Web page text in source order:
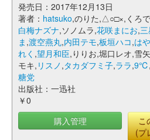
発売日：2017年12月13日
著者： hatsuko,のりた,△○□×,くろ
白梅ナズナ,ソノムラ,花咲まにお,
ま ,渡空燕丸,内田テモ,板垣ハコ,は
れく ,望月和臣,りりお,堀口レオ,雪
モキ, リスノ ,タカダフミ子,ララ,9℃,
糖党
出版社：一迅社
￥0
購入管理
こ
(プ